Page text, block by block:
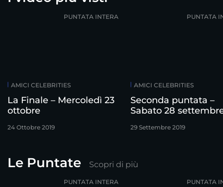
AMICI CELEBRITIES
La Finale – Mercoledì 23
ottobre
24 Ottobre 2019
PUNTATA INTERA
AMICI CELEBRITIES
Seconda puntata –
Sabato 28
29 Settembre 2019
PUNTATA
Le Puntate Scopri di più
PUNTATA INTERA PUNTATA